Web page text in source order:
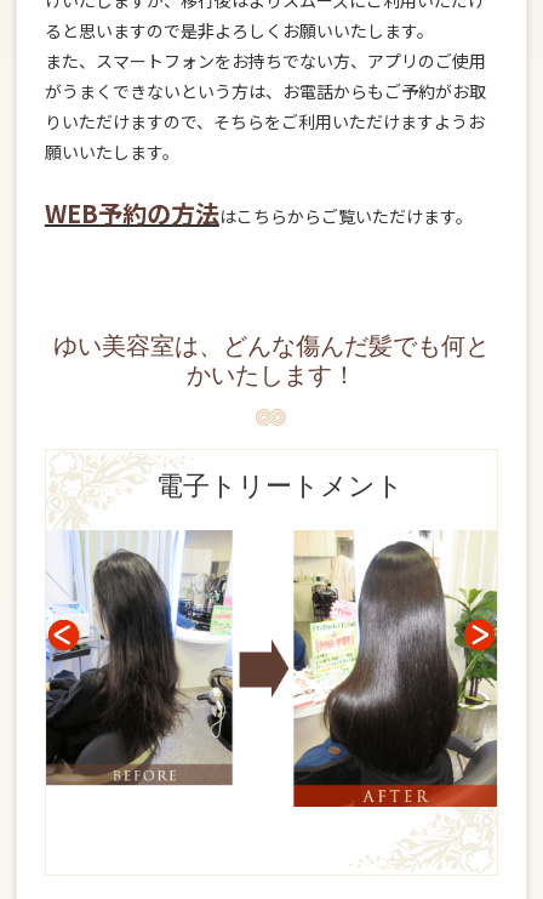
ると思いますので是非よろしくお願いいたします。
また、スマートフォンをお持ちでない方、アプリのご使用
がうまくできないという方は、お電話からもご予約がお取
りいただけますので、そちらをご利用いただけますようお
願いいたします。
WEB予約の方法はこちらからご覧いただけます。
ゆい美容室は、どんな傷んだ髪でも何と
かいたします！
電子トリートメント